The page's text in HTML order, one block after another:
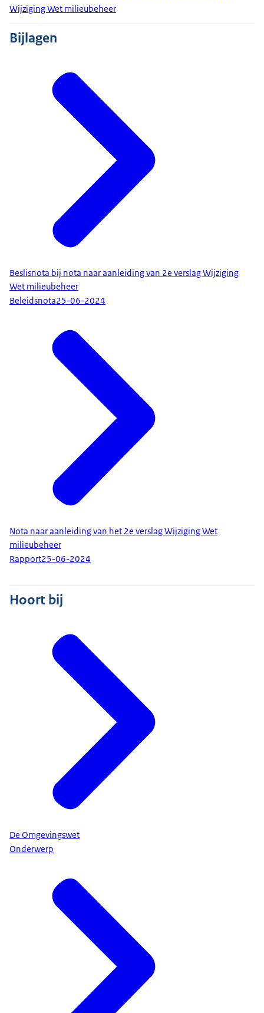
Wijziging Wet milieubeheer
Bijlagen
Beslisnota bij nota naar aanleiding van 2e verslag Wijziging
Wet milieubeheer
Beleidsnota25-06-2024
Nota naar aanleiding van het 2e verslag Wijziging Wet
milieubeheer
Rapport25-06-2024
Hoort bij
De Omgevingswet
Onderwerp